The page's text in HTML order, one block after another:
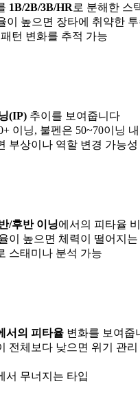
1B/2B/3B/HR로 분해한 스
이 높으면 장타에 취약한
턴 변화를 추적 가능
(IP) 추이를 보여줍니다
이닝, 불펜은 50~70이닝 내
부상이나 역할 변경 가능성
/후반 이닝에서의 피타율
이 높으면 체력이 떨어지는
스태미나 분석 가능
서의 피타율 변화를 보여줍
전체보다 낮으면 위기 관리
서 무너지는 타입